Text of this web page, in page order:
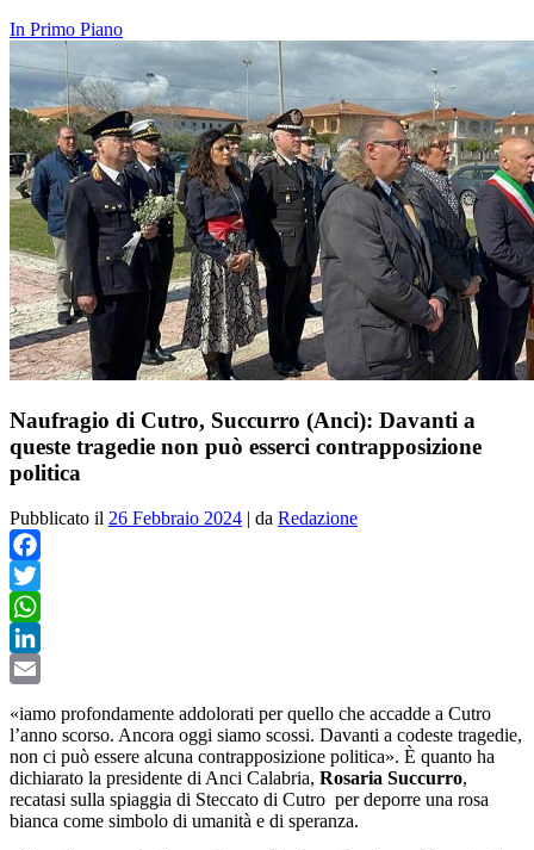
In Primo Piano
Naufragio di Cutro, Succurro (Anci): Davanti a
queste tragedie non può esserci contrapposizione
politica
Pubblicato il 26 Febbraio 2024 | da Redazione
Facebook
Twitter
WhatsApp
LinkedIn
«iamo profondamente addolorati per quello che accadde a Cutro
l’anno scorso. Ancora oggi siamo scossi. Davanti a codeste tragedie,
non ci può essere alcuna contrapposizione politica». È quanto ha
dichiarato la presidente di Anci Calabria, Rosaria Succurro,
recatasi sulla spiaggia di Steccato di Cutro per deporre una rosa
bianca come simbolo di umanità e di speranza.